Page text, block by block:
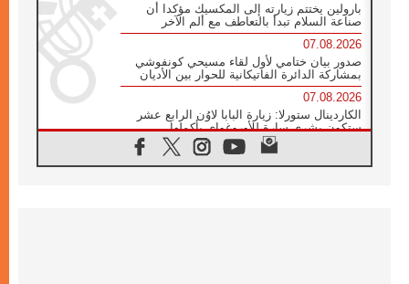
بارولين يختتم زيارته إلى المكسيك مؤكدا أن
صناعة السلام تبدأ بالتعاطف مع ألم الآخر
07.08.2026
صدور بيان ختامي لأول لقاء مسيحي كونفوشي
بمشاركة الدائرة الفاتيكانية للحوار بين الأديان
07.08.2026
الكاردينال ستورلا: زيارة البابا لاوُن الرابع عشر
ستكون بشرى سارة للأوروغواي بأكملها
الفاتيكان يعلن برنامج الزيارة الرسولية للبابا لاوُن